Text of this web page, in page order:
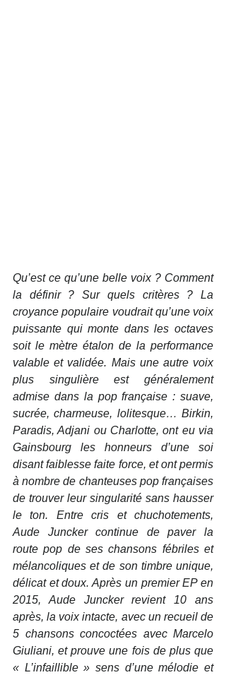
Qu’est ce qu’une belle voix ? Comment
la définir ? Sur quels critères ? La
croyance populaire voudrait qu’une voix
puissante qui monte dans les octaves
soit le mètre étalon de la performance
valable et validée. Mais une autre voix
plus singulière est généralement
admise dans la pop française : suave,
sucrée, charmeuse, lolitesque… Birkin,
Paradis, Adjani ou Charlotte, ont eu via
Gainsbourg les honneurs d’une soi
disant faiblesse faite force, et ont permis
à nombre de chanteuses pop françaises
de trouver leur singularité sans hausser
le ton. Entre cris et chuchotements,
Aude Juncker continue de paver la
route pop de ses chansons fébriles et
mélancoliques et de son timbre unique,
délicat et doux. Après un premier EP en
2015, Aude Juncker revient 10 ans
après, la voix intacte, avec un recueil de
5 chansons concoctées avec Marcelo
Giuliani, et prouve une fois de plus que
« L’infaillible » sens d’une mélodie et